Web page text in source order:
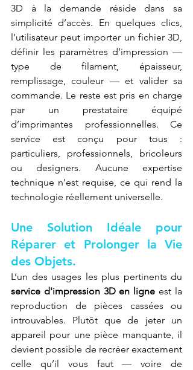
3D à la demande réside dans sa
simplicité d’accès. En quelques clics,
l’utilisateur peut importer un fichier 3D,
définir les paramètres d’impression —
type de filament, épaisseur,
remplissage, couleur — et valider sa
commande. Le reste est pris en charge
par un prestataire équipé
d’imprimantes professionnelles. Ce
service est conçu pour tous :
particuliers, professionnels, bricoleurs
ou designers. Aucune expertise
technique n’est requise, ce qui rend la
technologie réellement universelle.
Une Solution Idéale pour
Réparer et Prolonger la Vie
des Objets.
service d'impression 3D en ligne est la
reproduction de pièces cassées ou
introuvables. Plutôt que de jeter un
appareil pour une pièce manquante, il
devient possible de recréer exactement
celle qu’il vous faut — voire de